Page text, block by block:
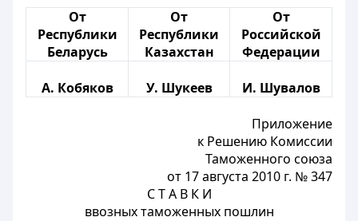
От
Республики
Беларусь
От
Республики
Казахстан
От
Российской
Федерации
А. Кобяков У. Шукеев И. Шувалов
Приложение
к Решению Комиссии
Таможенного союза
от 17 августа 2010 г. № 347
С Т А В К И
ввозных таможенных пошлин